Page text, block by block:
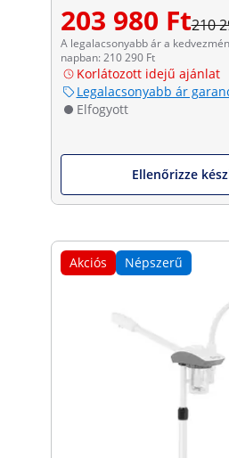
203 980 Ft210
A legalacsonyabb ár a
napban: 210 290 Ft
Korlátozott idejű ajánlat
Legalacsonyabb ár
Elfogyott
Ellenőrizze
Akciós Népszerű